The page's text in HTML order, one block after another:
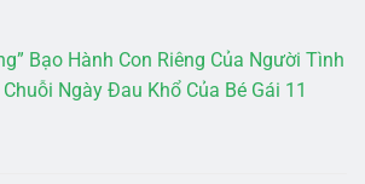
Bạo Hành Con Riêng Của Người Tình
Ngày Đau Khổ Của Bé Gái 11